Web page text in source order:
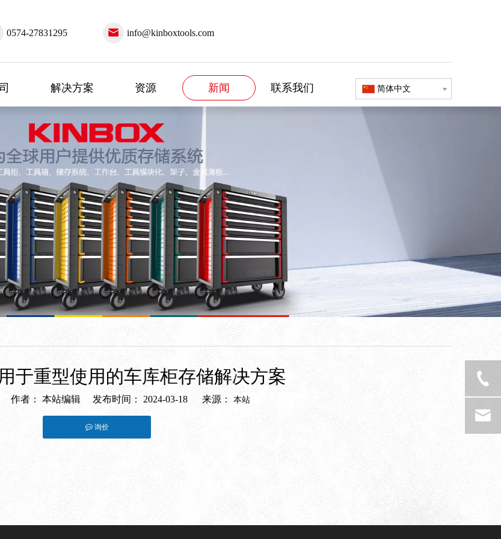
0574-27831295 info@kinboxtools.com
解决方案 资源 新闻 联系我们 简体中文
于重型使用的车库柜存储解决方案
作者： 本站编辑 发布时间： 2024-03-18 来源： 本站
询价